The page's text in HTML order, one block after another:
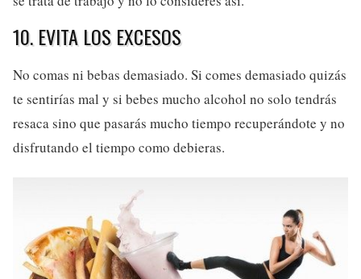
10. EVITA LOS EXCESOS
No comas ni bebas demasiado. Si comes demasiado quizás
te sentirías mal y si bebes mucho alcohol no solo tendrás
resaca sino que pasarás mucho tiempo recuperándote y no
disfrutando el tiempo como debieras.